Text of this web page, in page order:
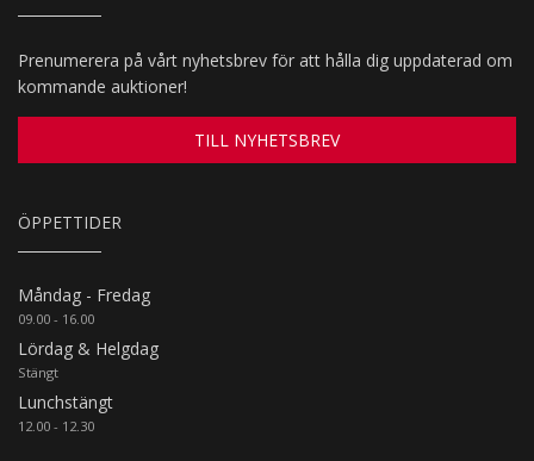
Prenumerera på vårt nyhetsbrev för att hålla dig uppdaterad om
kommande auktioner!
TILL NYHETSBREV
ÖPPETTIDER
Måndag - Fredag
09.00 - 16.00
Lördag & Helgdag
Stängt
Lunchstängt
12.00 - 12.30